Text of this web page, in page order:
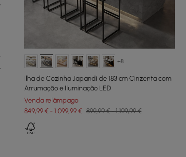
+8
Ilha de Cozinha Japandi de 183 cm Cinzenta com
Arrumação e Iluminação LED
Venda relâmpago
849,99 € - 1.099,99 € 899,99 € - 1.199,99 €